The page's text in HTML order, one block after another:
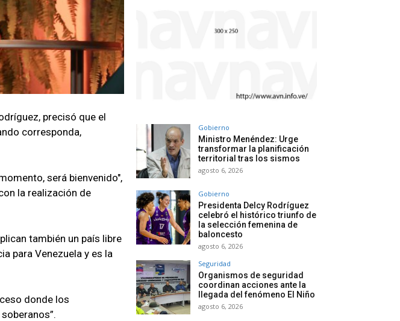
precisó que el
corresponda,
será bienvenido",
la realización de
también un país libre
para Venezuela y es la
donde los
Gobierno
Ministro Menéndez: Urge
transformar la planificación
territorial tras los sismos
agosto 6, 2026
Gobierno
Presidenta Delcy Rodríguez
celebró el histórico triunfo de
la selección femenina de
baloncesto
agosto 6, 2026
Seguridad
Organismos de seguridad
coordinan acciones ante la
llegada del fenómeno El Niño
agosto 6, 2026